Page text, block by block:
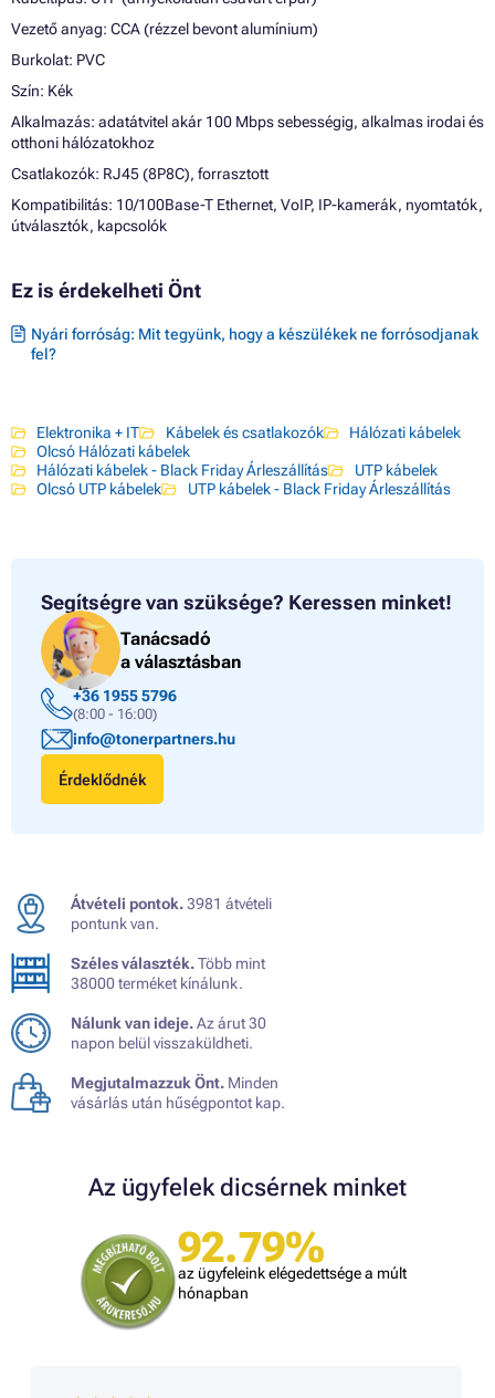
Vezető anyag: CCA (rézzel bevont alumínium)
Burkolat: PVC
Szín: Kék
Alkalmazás: adatátvitel akár 100 Mbps sebességig, alkalmas irodai és
otthoni hálózatokhoz
Csatlakozók: RJ45 (8P8C), forrasztott
Kompatibilitás: 10/100Base-T Ethernet, VoIP, IP-kamerák, nyomtatók,
útválasztók, kapcsolók
Ez is érdekelheti Önt
Nyári forróság: Mit tegyünk, hogy a készülékek ne forrósodjanak
fel?
Elektronika + IT Kábelek és csatlakozók
Hálózati kábelek
Olcsó Hálózati kábelek
Hálózati kábelek - Black Friday Árleszállítás
UTP kábelek
Olcsó UTP kábelek
UTP kábelek - Black Friday Árleszállítás
Segítségre van szüksége? Keressen minket!
Tanácsadó
a választásban
+36 1955 5796
(8:00 - 16:00)
info@tonerpartners.hu
Érdeklődnék
Átvételi pontok.3981 átvételi
pontunk van.
Széles választék.Több mint
38000 terméket kínálunk.
Nálunk van ideje.Az árut 30
napon belül visszaküldheti.
Megjutalmazzuk Önt. Minden
vásárlás után hűségpontot kap.
Az ügyfelek dicsérnek minket
92.79%
az ügyfeleink elégedettsége a múlt
hónapban